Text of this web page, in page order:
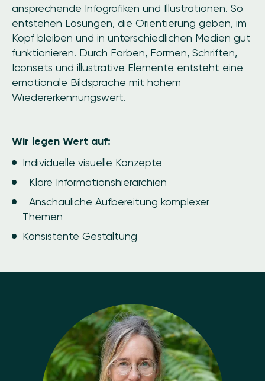
ansprechende Infografiken und Illustrationen. So
entstehen Lösungen, die Orientierung geben, im
Kopf bleiben und in unterschiedlichen Medien gut
funktionieren. Durch Farben, Formen, Schriften,
Iconsets und illustrative Elemente entsteht eine
emotionale Bildsprache mit hohem
Wiedererkennungswert.
Wir legen Wert auf:
Individuelle visuelle Konzepte
Klare Informationshierarchien
Anschauliche Aufbereitung komplexer
Themen
Konsistente Gestaltung